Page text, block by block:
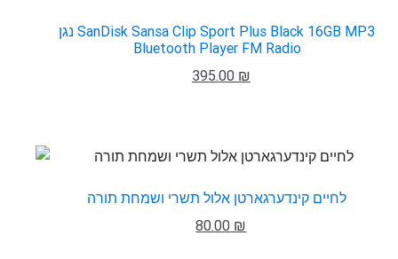
נגן SanDisk Sansa Clip Sport Plus Black 16GB MP3
Bluetooth Player FM Radio
395.00 ₪
לחיים קינדערגארטן אלול תשרי ושמחת תורה
80.00 ₪